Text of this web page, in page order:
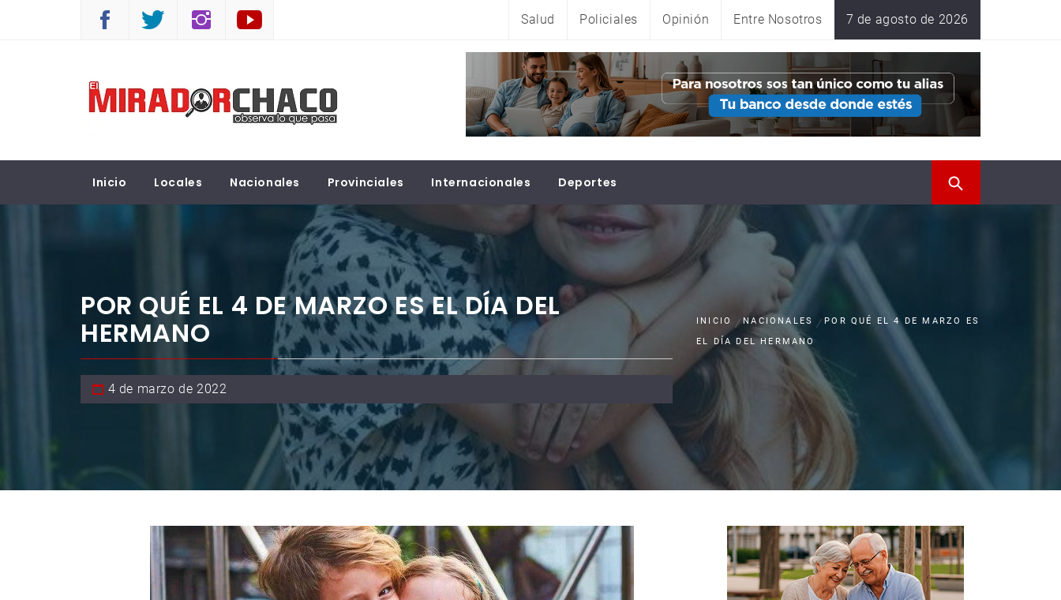
Salud Policiales Opinión Entre Nosotros 7 de agosto de 2026
EL MIRADOR CHACO
Inicio Locales Nacionales Provinciales Internacionales Deportes
POR QUÉ EL 4 DE MARZO ES EL DÍA DEL
HERMANO
4 de marzo de 2022
INICIO NACIONALES
POR QUÉ EL 4 DE MARZO ES
EL DÍA DEL HERMANO